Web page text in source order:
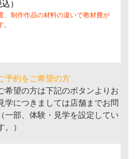
）
、制作作品の材料の違いで教材費が
予約をご希望の方
希望の方は下記のボタンよりお
学につきましては店舗までお問
一部、体験・見学を設定してい
）